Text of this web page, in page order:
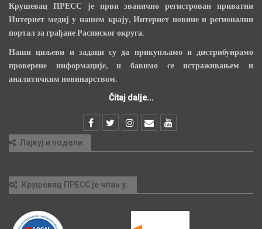
Крушевац ПРЕСС је први званично регистрован приватни
Интернет медиј у нашем крају, Интернет новине и регионални
портал за грађане Расинског округа.
Наши циљеви и задаци су да прикупљамо и дистрибуирамо
проверене информације, и бавимо се истраживањем и
аналитичким новинарством.
Čitaj dalje...
Лајкуј и подели
Крушевац ПРЕСС је члан у: